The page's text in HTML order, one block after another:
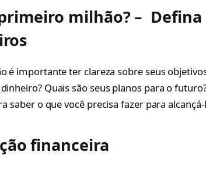
milhão? – Defina
é importante ter clareza sobre seus
Quais são seus planos para o
saber o que você precisa fazer para alcançá-
financeira